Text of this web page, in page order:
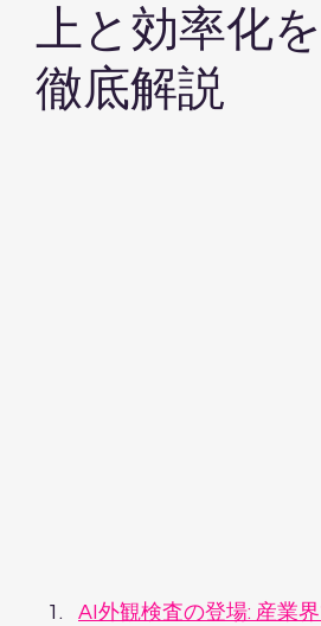
上と効率化
徹底解説
AI外観検査の登場: 産業